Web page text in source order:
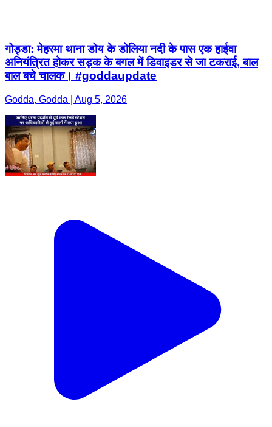
गोड्डा: मेहरमा थाना डोय के डोलिया नदी के पास एक हाईवा
अनियंत्रित होकर सड़क के बगल में डिवाइडर से जा टकराई, बाल
बाल बचे चालक। #goddaupdate
Godda, Godda | Aug 5, 2026